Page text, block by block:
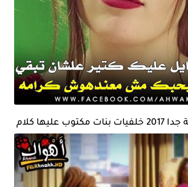
عليها كلام